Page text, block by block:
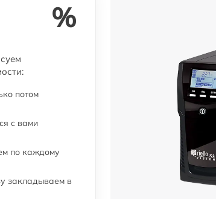
%
потом
с вами
по каждому
закладываем в